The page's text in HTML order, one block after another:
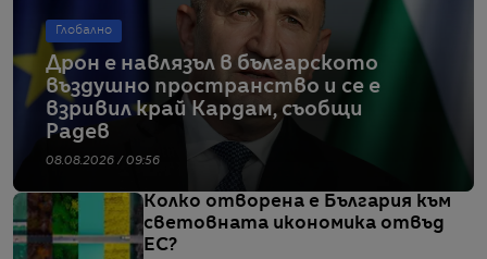
Глобално
Дрон е навлязъл в българското
въздушно пространство и се е
взривил край Кардам, съобщи
Радев
08.08.2026 / 09:56
Колко отворена е България към
световната икономика отвъд
ЕС?